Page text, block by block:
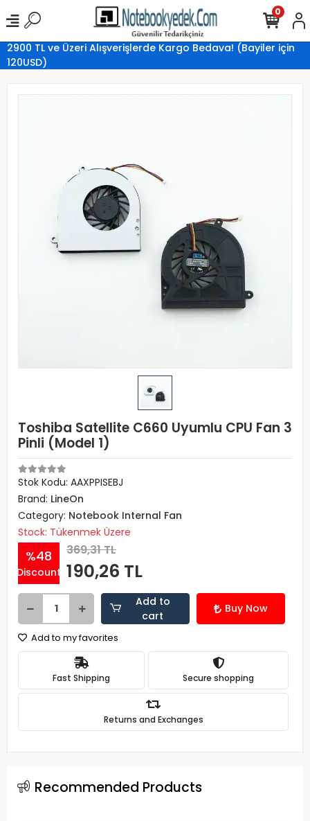
2900 TL ve Üzeri Alışverişlerde Kargo Bedava! (Bayiler için
120USD)
0
Toshiba Satellite C660 Uyumlu CPU Fan 3
Pinli (Model 1)
Stok Kodu: AAXPPISEBJ
Brand: LineOn
Category: Notebook Internal Fan
Stock: Tükenmek Üzere
%48
Discount
369,31 TL
190,26 TL
Add to
cart
Buy Now
Add to my favorites
Fast Shipping Secure shopping
Returns and Exchanges
Recommended Products